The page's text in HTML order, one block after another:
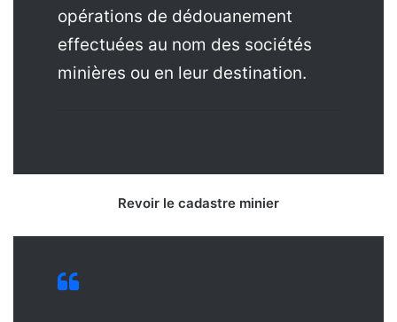
opérations de dédouanement
effectuées au nom des sociétés
minières ou en leur destination.
Revoir le cadastre minier